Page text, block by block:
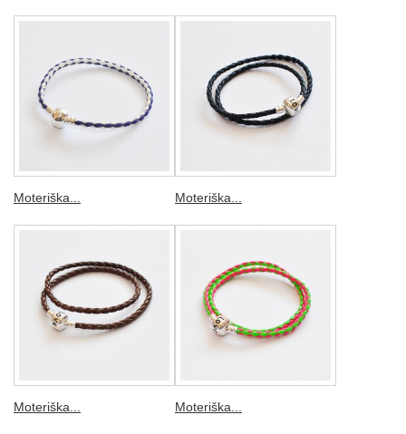
Moteriška... Moteriška...
Moteriška... Moteriška...